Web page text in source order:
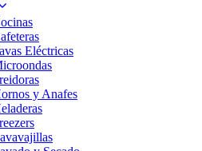
Eléctricas
y Anafes